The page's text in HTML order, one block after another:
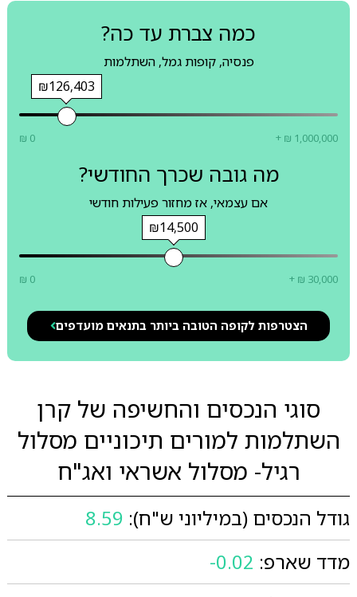
כמה צברת עד כה?
פנסיה, קופות גמל, השתלמות
₪126,403
₪ 0 + ₪ 1,000,000
מה גובה שכרך החודשי?
אם עצמאי, אז מחזור פעילות חודשי
₪14,500
₪ 0 + ₪ 30,000
הצטרפות לקופה הטובה ביותר בתנאים מועדפים
סוגי הנכסים והחשיפה של קרן
השתלמות למורים תיכוניים מסלול
רגיל- מסלול אשראי ואג"ח
גודל הנכסים (במיליוני ש"ח): 8.59
מדד שארפ: -0.02